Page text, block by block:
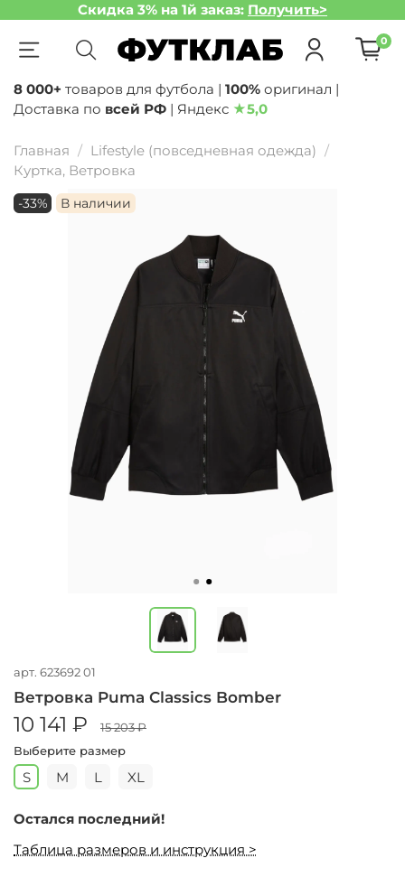
Скидка 3% на 1й заказ: Получить>
0
8 000+ товаров для футбола | 100% оригинал |
Доставка по всей РФ | Яндекс ★5,0
Главная
Lifestyle (повседневная одежда)
Куртка, Ветровка
-33% В наличии
арт. 623692 01
Ветровка Puma Classics Bomber
10 141 ₽
15 203 ₽
Выберите размер
S M L XL
Таблица размеров и инструкция >
Остался последний!